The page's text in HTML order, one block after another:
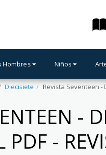
Hombres Niños
Diecisiete Revista Seventeen -
-
PDF -